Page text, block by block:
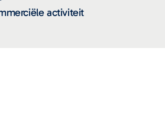
activiteit